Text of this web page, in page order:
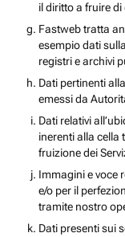
il diritto a fruire
Fastweb tratta
esempio dati
registri e archivi
Dati pertinenti
emessi da
Dati relativi
inerenti alla cella
fruizione dei
Immagini e voce
e/o per il
tramite nostro
Dati presenti sui